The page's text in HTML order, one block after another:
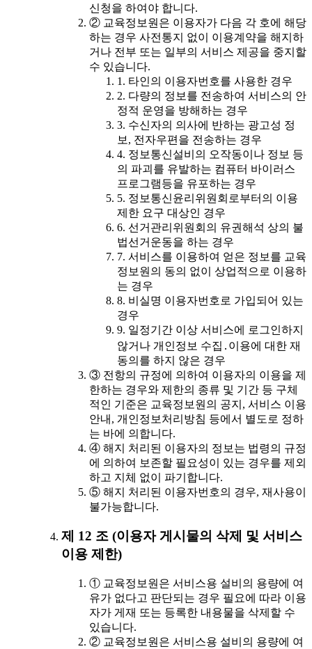
신청을 하여야 합니다.
② 교육정보원은 이용자가 다음 각 호에 해당
하는 경우 사전통지 없이 이용계약을 해지하
거나 전부 또는 일부의 서비스 제공을 중지할
수 있습니다.
1. 타인의 이용자번호를 사용한 경우
2. 다량의 정보를 전송하여 서비스의 안
정적 운영을 방해하는 경우
3. 수신자의 의사에 반하는 광고성 정
보, 전자우편을 전송하는 경우
4. 정보통신설비의 오작동이나 정보 등
의 파괴를 유발하는 컴퓨터 바이러스
프로그램등을 유포하는 경우
5. 정보통신윤리위원회로부터의 이용
제한 요구 대상인 경우
6. 선거관리위원회의 유권해석 상의 불
법선거운동을 하는 경우
7. 서비스를 이용하여 얻은 정보를 교육
정보원의 동의 없이 상업적으로 이용하
는 경우
8. 비실명 이용자번호로 가입되어 있는
경우
9. 일정기간 이상 서비스에 로그인하지
않거나 개인정보 수집․이용에 대한 재
동의를 하지 않은 경우
③ 전항의 규정에 의하여 이용자의 이용을 제
한하는 경우와 제한의 종류 및 기간 등 구체
적인 기준은 교육정보원의 공지, 서비스 이용
안내, 개인정보처리방침 등에서 별도로 정하
는 바에 의합니다.
④ 해지 처리된 이용자의 정보는 법령의 규정
에 의하여 보존할 필요성이 있는 경우를 제외
하고 지체 없이 파기합니다.
⑤ 해지 처리된 이용자번호의 경우, 재사용이
불가능합니다.
제 12 조 (이용자 게시물의 삭제 및 서비스
이용 제한)
① 교육정보원은 서비스용 설비의 용량에 여
유가 없다고 판단되는 경우 필요에 따라 이용
자가 게재 또는 등록한 내용물을 삭제할 수
있습니다.
② 교육정보원은 서비스용 설비의 용량에 여